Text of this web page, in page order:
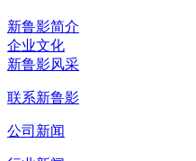
新鲁影简介
企业文化
新鲁影风采
联系新鲁影
公司新闻